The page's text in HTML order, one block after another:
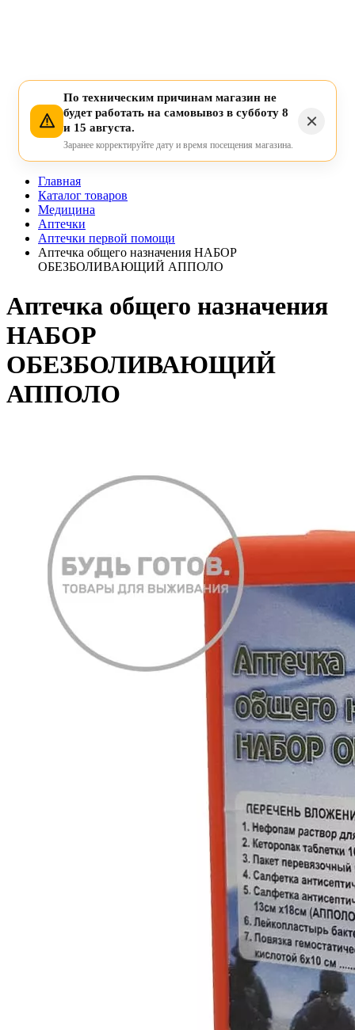
По техническим причинам магазин не
будет работать на самовывоз в субботу 8
и 15 августа.
Заранее корректируйте дату и время посещения магазина.
Главная
Каталог товаров
Медицина
Аптечки
Аптечки первой помощи
Аптечка общего назначения НАБОР
ОБЕЗБОЛИВАЮЩИЙ АППОЛО
Аптечка общего назначения
НАБОР
ОБЕЗБОЛИВАЮЩИЙ
АППОЛО